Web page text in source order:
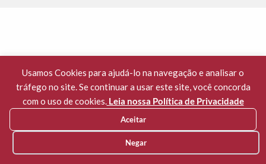
Usamos Cookies para ajudá-lo na navegação e analisar o
tráfego no site. Se continuar a usar este site, você concorda
com o uso de cookies.Leia nossa Política de Privacidade
Aceitar
Negar